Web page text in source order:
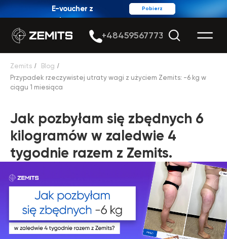
Pobierz
E-voucher z
rabatem
Zemits / Blog /
Przypadek rzeczywistej utraty wagi z użyciem Zemits: -6 kg w
ciągu 1 miesiąca
Jak pozbyłam się zbędnych 6
kilogramów w zaledwie 4
tygodnie razem z Zemits.